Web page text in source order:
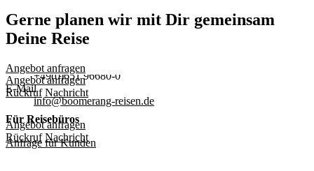
Gerne planen wir mit Dir gemeinsam
Deine Reise
Angebot anfragen
Reiseberatungen an unseren Standorten sind nur nach
Angebot anfragen
Rückruf Nachricht
Für Reisebüros
Anfrage für Kunden
Sehr gerne planen wir Deine Reise ganz nach Deinen Wünschen
und beraten Dich persönlich. Bitte kontaktiere uns:
Telefon
+49(0)651 96680-0
E-Mail
info@boomerang-reisen.de
Angebot anfragen
Rückruf Nachricht